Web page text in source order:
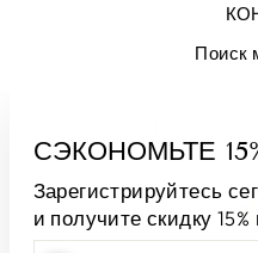
СЭКОНОМЬТЕ
Зарегистрируйтесь
и получите скидку
Поиск
ЯЗЫК
Русский